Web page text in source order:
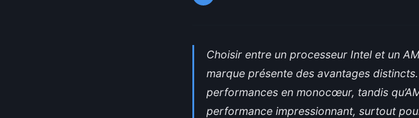
Choisir entre un processeur Intel et un
marque présente des avantages
performances en monocœur, tandis
performance impressionnant, surtout